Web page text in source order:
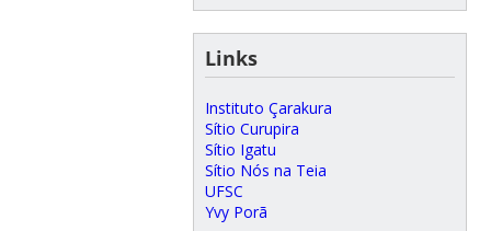
Links
Instituto Çarakura
Sítio Curupira
Sítio Igatu
Sítio Nós na Teia
UFSC
Yvy Porã